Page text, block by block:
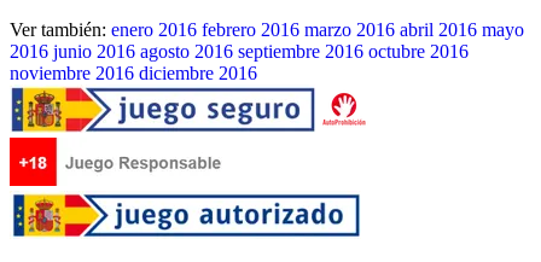
Ver también: enero 2016 febrero 2016 marzo 2016 abril 2016 mayo
2016 junio 2016 agosto 2016 septiembre 2016 octubre 2016
noviembre 2016 diciembre 2016